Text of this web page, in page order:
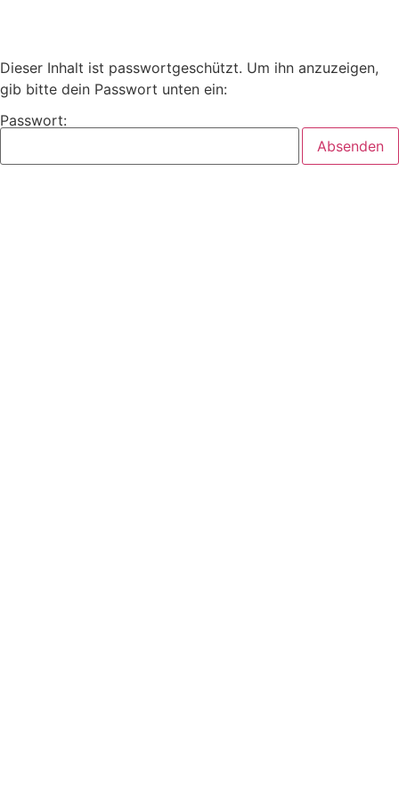
Dieser Inhalt ist passwortgeschützt. Um ihn anzuzeigen,
gib bitte dein Passwort unten ein:
Passwort: